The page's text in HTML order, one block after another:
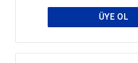
ÜYE OL